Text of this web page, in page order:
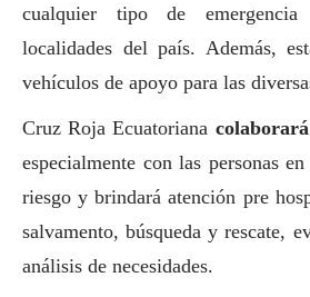
cualquier tipo de
localidades del país. Además,
vehículos de apoyo para las
Cruz Roja Ecuatoriana
especialmente con las personas
riesgo y brindará atención pre
salvamento, búsqueda y rescate,
análisis de necesidades.